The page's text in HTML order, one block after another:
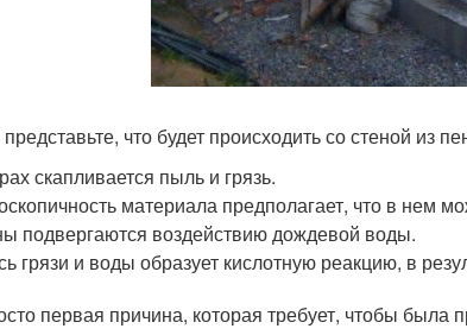
что будет происходить со стеной из
скапливается пыль и грязь.
материала предполагает, что в нем
подвергаются воздействию дождевой воды.
грязи и воды образует кислотную реакцию, в
первая причина, которая требует, чтобы была